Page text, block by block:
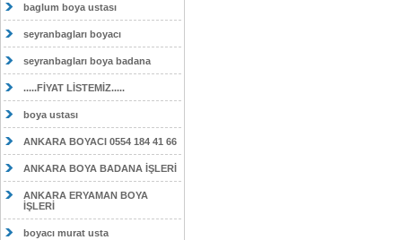
baglum boya ustası
seyranbagları boyacı
seyranbagları boya badana
.....FİYAT LİSTEMİZ.....
boya ustası
ANKARA BOYACI 0554 184 41 66
ANKARA BOYA BADANA İŞLERİ
ANKARA ERYAMAN BOYA
İŞLERİ
boyacı murat usta